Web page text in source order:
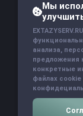
Мы
анализа,
предложения
конкретные
файлах